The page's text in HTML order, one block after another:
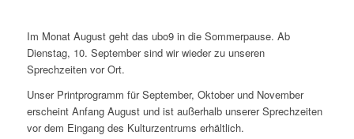
Im Monat August geht das ubo9 in die Sommerpause. Ab
Dienstag, 10. September sind wir wieder zu unseren
Sprechzeiten vor Ort.
Unser Printprogramm für September, Oktober und November
erscheint Anfang August und ist außerhalb unserer Sprechzeiten
vor dem Eingang des Kulturzentrums erhältlich.